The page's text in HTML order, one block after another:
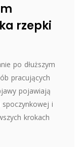
rzepki
po dłuższym
pracujących
pojawiają
i
krokach